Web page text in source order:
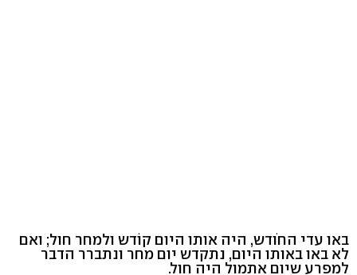
באו עדי החֹודש, היה אותו היום קוֹדש ולמחר חול; ואם
לא באו באותו היום, נתקדש יום מחר ונתברר הדבר
למפרע שיום אתמול היה חול.